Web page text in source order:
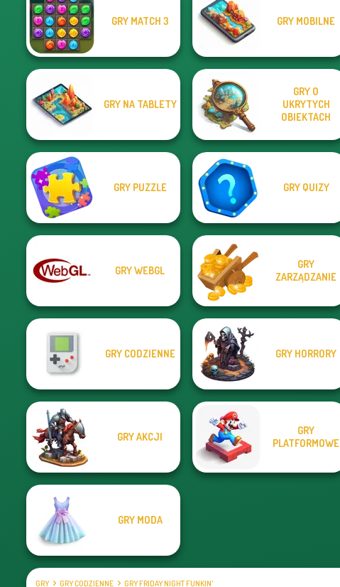
GRY MATCH 3 GRY MOBILNE
GRY NA TABLETY
GRY O
UKRYTYCH
OBIEKTACH
GRY PUZZLE GRY QUIZY
GRY WEBGL
GRY
ZARZĄDZANIE
GRY CODZIENNE GRY HORRORY
GRY AKCJI
GRY
PLATFORMOWE
GRY MODA
GRY GRY CODZIENNE GRY FRIDAY NIGHT FUNKIN'